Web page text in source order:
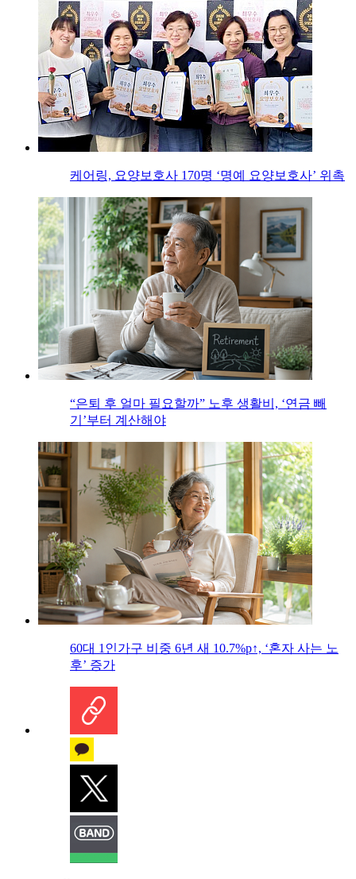
케어링, 요양보호사 170명 ‘명예 요양보호사’ 위촉
“은퇴 후 얼마 필요할까” 노후 생활비, ‘연금 빼
기’부터 계산해야
60대 1인가구 비중 6년 새 10.7%p↑, ‘혼자 사는 노
후’ 증가